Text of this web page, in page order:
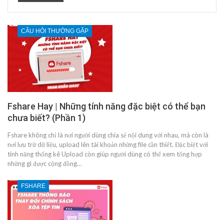
CÂU HỎI THƯỜNG GẶP
Fshare Hay | Những tính năng đặc biệt có thể bạn
chưa biết? (Phần 1)
Fshare không chỉ là nơi người dùng chia sẻ nội dung với nhau, mà còn là
nơi lưu trữ dữ liệu, upload lên tài khoản những file cần thiết. Đặc biệt với
tính năng thống kê Upload còn giúp người dùng có thể xem tổng hợp
những gì được cộng đồng…
FSHARE